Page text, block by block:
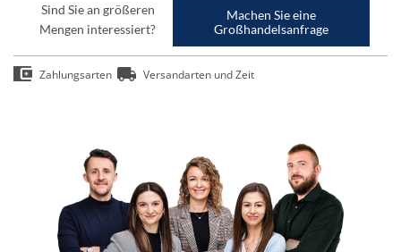
Sind Sie an größeren
Mengen interessiert?
Machen Sie eine
Großhandelsanfrage
Zahlungsarten Versandarten und Zeit